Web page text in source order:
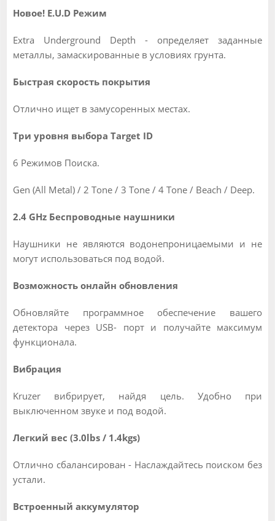
Новое! E.U.D Режим
Extra Underground Depth - определяет заданные
металлы, замаскированные в условиях грунта.
Быстрая скорость покрытия
Отлично ищет в замусоренных местах.
Три уровня выбора Target ID
6 Режимов Поиска.
Gen (All Metal) / 2 Tone / 3 Tone / 4 Tone / Beach / Deep.
2.4 GHz Беспроводные наушники
Наушники не являются водонепроницаемыми и не
могут использоваться под водой.
Возможность онлайн обновления
Обновляйте программное обеспечение вашего
детектора через USB- порт и получайте максимум
функционала.
Вибрация
Kruzer вибрирует, найдя цель. Удобно при
выключенном звуке и под водой.
Легкий вес (3.0lbs / 1.4kgs)
Отлично сбалансирован - Наслаждайтесь поиском без
устали.
Встроенный аккумулятор